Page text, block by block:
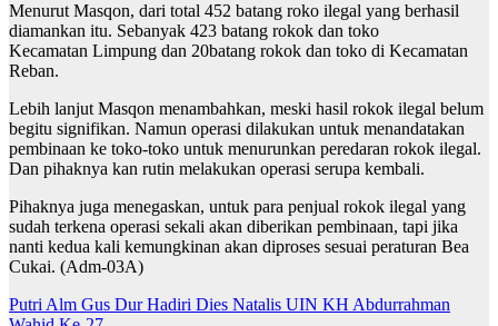
Menurut Masqon, dari total 452 batang roko ilegal yang berhasil
diamankan itu. Sebanyak 423 batang rokok dan toko
Kecamatan Limpung dan 20batang rokok dan toko di Kecamatan
Reban.
Lebih lanjut Masqon menambahkan, meski hasil rokok ilegal belum
begitu signifikan. Namun operasi dilakukan untuk menandatakan
pembinaan ke toko-toko untuk menurunkan peredaran rokok ilegal.
Dan pihaknya kan rutin melakukan operasi serupa kembali.
Pihaknya juga menegaskan, untuk para penjual rokok ilegal yang
sudah terkena operasi sekali akan diberikan pembinaan, tapi jika
nanti kedua kali kemungkinan akan diproses sesuai peraturan Bea
Cukai. (Adm-03A)
Navigasi
Putri Alm Gus Dur Hadiri Dies Natalis UIN KH Abdurrahman